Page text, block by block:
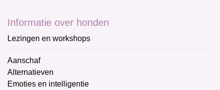
Informatie over honden
Lezingen en workshops
Aanschaf
Alternatieven
Emoties en intelligentie